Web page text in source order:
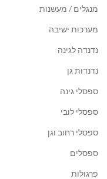
מנגלים / מעשנות
מערכות ישיבה
נדנדה לגינה
נדנדות גן
ספסלי גינה
ספסלי לובי
ספסלי רחוב וגן
ספסלים
פרגולות